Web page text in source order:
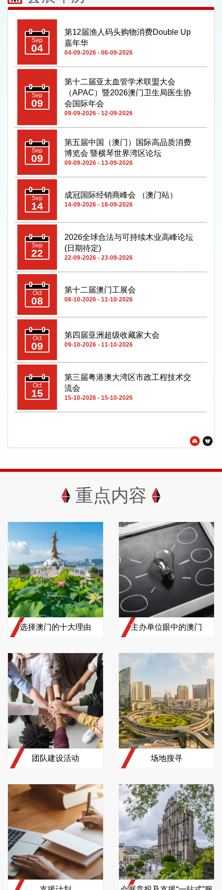
Sep
04
第12届渔人码头购物消费Double Up
嘉年华
04-09-2026 - 06-09-2026
Sep
09
第十二届亚太血管学术联盟大会
（APAC）暨2026澳门卫生局医生协
会国际年会
09-09-2026 - 12-09-2026
Sep
09
第五届中国（澳门）国际高品质消费
博览会 暨横琴世界湾区论坛
09-09-2026 - 13-09-2026
Sep
14
成冠国际经销商峰会 （澳门站）
14-09-2026 - 18-09-2026
Sep
22
2026全球合法与可持续木业高峰论坛
(日期待定)
22-09-2026 - 23-09-2026
Oct
08
第十二届澳门工展会
08-10-2026 - 11-10-2026
Oct
09
第四届亚洲超级收藏家大会
09-10-2026 - 11-10-2026
Oct
15
第三届粤港澳大湾区市政工程技术交
流会
15-10-2026 - 15-10-2026
重点内容
选择澳门的十大理由 主办单位眼中的澳门
团队建设活动 场地搜寻